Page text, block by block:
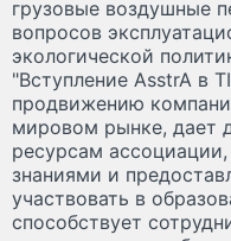
грузовые воздушные
вопросов
экологической
"Вступление AsstrA в
продвижению
мировом рынке, дает
ресурсам
знаниями и
участвовать в
способствует